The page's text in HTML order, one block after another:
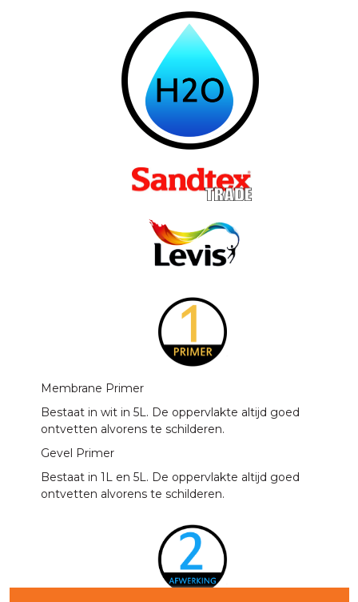
Membrane Primer
Bestaat in wit in 5L. De oppervlakte altijd goed
ontvetten alvorens te schilderen.
Gevel Primer
Bestaat in 1L en 5L. De oppervlakte altijd goed
ontvetten alvorens te schilderen.